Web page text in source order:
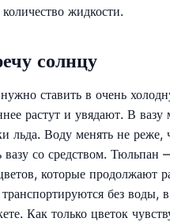
жидкости.
солнцу
ставить в очень
растут и увядают. В вазу
льда. Воду менять не реже,
вазу со средством. Тюльпан
которые продолжают
без воды,
Как только цветок